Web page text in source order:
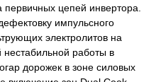
первичных цепей инвертора.
импульсного
электролитов на
работы в
дорожек в зоне силовых